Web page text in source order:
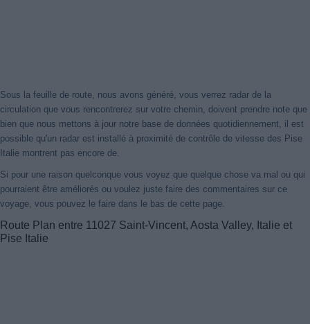
Sous la feuille de route, nous avons généré, vous verrez radar de la
circulation que vous rencontrerez sur votre chemin, doivent prendre note que
bien que nous mettons à jour notre base de données quotidiennement, il est
possible qu'un radar est installé à proximité de contrôle de vitesse des Pise
Italie montrent pas encore de.
Si pour une raison quelconque vous voyez que quelque chose va mal ou qui
pourraient être améliorés ou voulez juste faire des commentaires sur ce
voyage, vous pouvez le faire dans le bas de cette page.
Route Plan entre 11027 Saint-Vincent, Aosta Valley, Italie et
Pise Italie